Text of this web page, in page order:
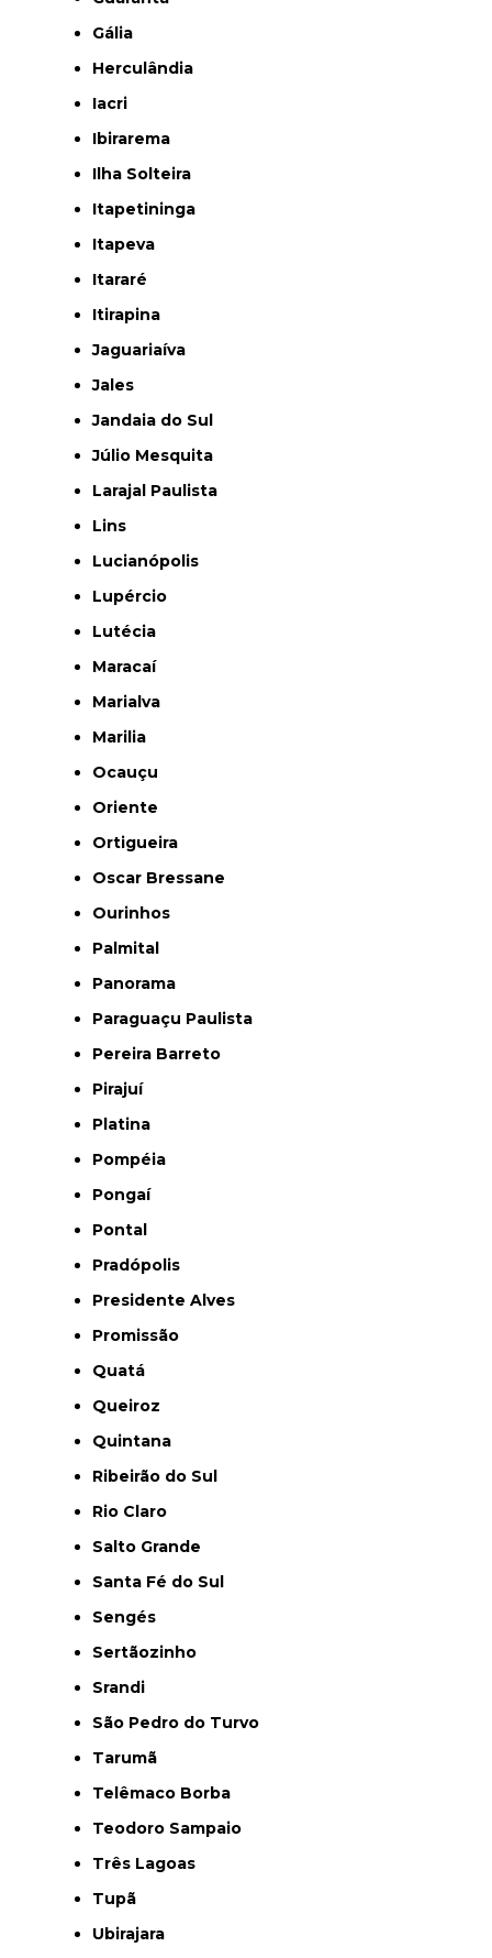
Gália
Herculândia
Iacri
Ibirarema
Ilha Solteira
Itapetininga
Itapeva
Itararé
Itirapina
Jaguariaíva
Jales
Jandaia do Sul
Júlio Mesquita
Larajal Paulista
Lins
Lucianópolis
Lupércio
Lutécia
Maracaí
Marialva
Marilia
Ocauçu
Oriente
Ortigueira
Oscar Bressane
Ourinhos
Palmital
Panorama
Paraguaçu Paulista
Pereira Barreto
Pirajuí
Platina
Pompéia
Pongaí
Pontal
Pradópolis
Presidente Alves
Promissão
Quatá
Queiroz
Quintana
Ribeirão do Sul
Rio Claro
Salto Grande
Santa Fé do Sul
Sengés
Sertãozinho
Srandi
São Pedro do Turvo
Tarumã
Telêmaco Borba
Teodoro Sampaio
Três Lagoas
Tupã
Ubirajara